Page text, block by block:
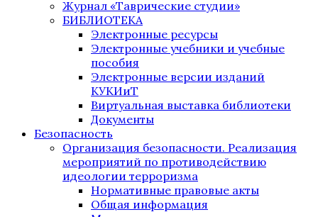
Журнал «Таврические студии»
БИБЛИОТЕКА
Электронные ресурсы
Электронные учебники и учебные
пособия
Электронные версии изданий
КУКИиТ
Виртуальная выставка библиотеки
Документы
Безопасность
Организация безопасности. Реализация
мероприятий по противодействию
идеологии терроризма
Нормативные правовые акты
Общая информация